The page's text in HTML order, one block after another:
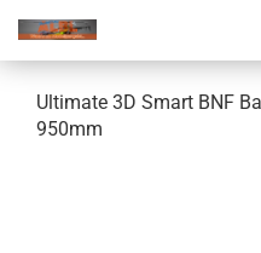
Ultimate 3D Smart BNF
950mm